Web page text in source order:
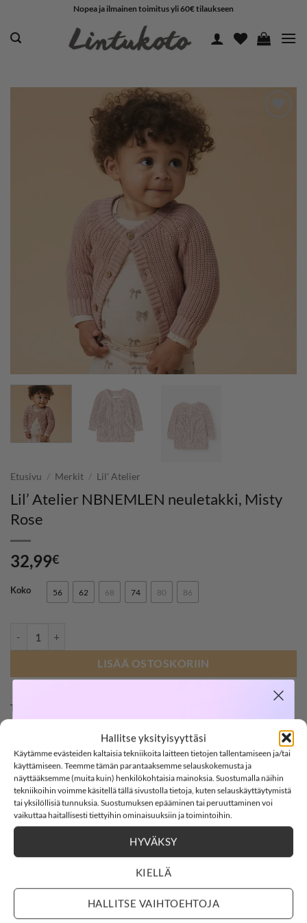
Hallitse yksityisyyttäsi
Käytämme evästeiden kaltaisia tekniikoita laitteen tietojen tallentamiseen ja/tai
käyttämiseen. Teemme tämän parantaaksemme selauskokemusta ja
näyttääksemme (muita kuin) henkilökohtaisia mainoksia. Suostumalla näihin
tekniikoihin voimme käsitellä tällä sivustolla tietoja, kuten selauskäyttäytymistä
tai yksilöllisiä tunnuksia. Suostumuksen epääminen tai peruuttaminen voi
vaikuttaa haitallisesti tiettyihin ominaisuuksiin ja toimintoihin.
HYVÄKSY
KIELLÄ
HALLITSE VAIHTOEHTOJA
content
Nopea ja ilmainen toimitus yli 60€ tilaukseen
SUOSIKKEIHIN
Etusivu / Merkit / Lil' Atelier
Lil’ Atelier NBNEMLEN neuletakki, Misty
Rose
32,99€
Koko 56 62 68 74 80 86
LISÄÄ OSTOSKORIIN
Tuotetunnus (SKU):
Avainsana tuotteelle Lil' Atelier
SOFTSHELL
-15%
15% ALENNUS KOODILLA:SOFTSHELL15
Countdown ends in:
0202
hours
::53
53
minutes
:01